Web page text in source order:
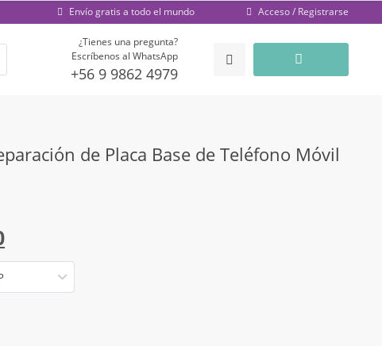
Envío gratis a todo el mundo Acceso / Registrarse
¿Tienes una pregunta?
Escríbenos al WhatsApp
+56 9 9862 4979
de Placa Base de Teléfono Móvil